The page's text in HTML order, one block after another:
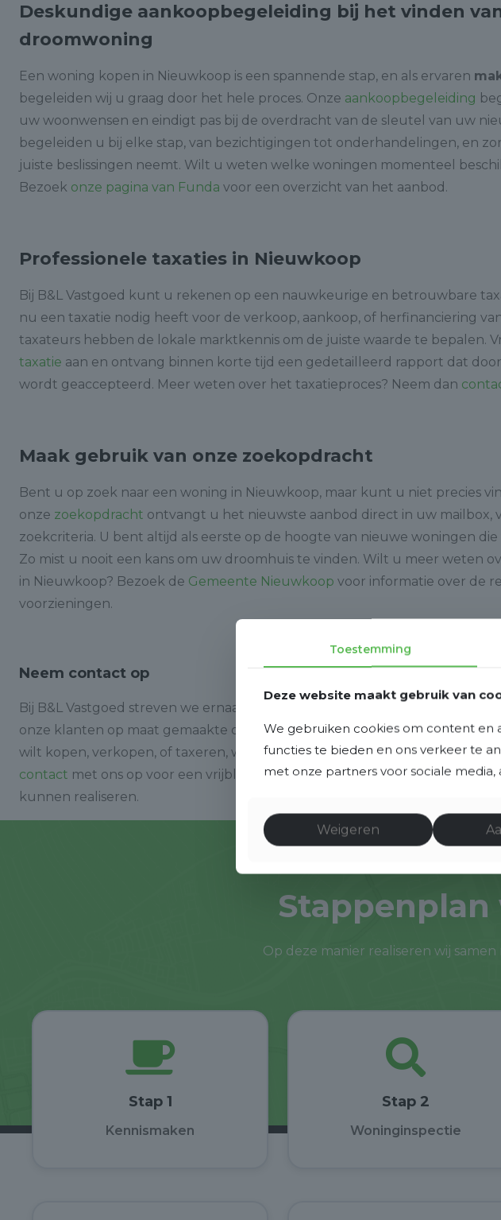
Deskundige aankoopbegeleiding bij het vinden
droomwoning
Een woning kopen in Nieuwkoop is een spannende stap, en als ervaren
begeleiden wij u graag door het hele proces. Onze aankoopbegeleiding
uw woonwensen en eindigt pas bij de overdracht van de sleutel van uw
begeleiden u bij elke stap, van bezichtigingen tot onderhandelingen, en
juiste beslissingen neemt. Wilt u weten welke woningen momenteel
Bezoek onze pagina van Funda voor een overzicht van het aanbod.
Professionele taxaties in Nieuwkoop
Bij B&L Vastgoed kunt u rekenen op een nauwkeurige en betrouwbare
nu een taxatie nodig heeft voor de verkoop, aankoop, of herfinanciering
taxateurs hebben de lokale marktkennis om de juiste waarde te bepalen.
taxatie aan en ontvang binnen korte tijd een gedetailleerd rapport dat
wordt geaccepteerd. Meer weten over het taxatieproces? Neem dan
Maak gebruik van onze zoekopdracht
Bent u op zoek naar een woning in Nieuwkoop, maar kunt u niet precies
onze zoekopdracht ontvangt u het nieuwste aanbod direct in uw mailbox,
zoekcriteria. U bent altijd als eerste op de hoogte van nieuwe woningen
Zo mist u nooit een kans om uw droomhuis te vinden. Wilt u meer weten
in Nieuwkoop? Bezoek de Gemeente Nieuwkoop voor informatie over de
voorzieningen.
Neem contact op
Bij B&L Vastgoed streven we ernaar om de meest vertrouwde
onze klanten op maat gemaakte diensten en persoonlijke aandacht te
wilt kopen, verkopen, of taxeren, wij staan klaar om u te helpen bij elke
contact met ons op voor een vrijblijvend gesprek en ontdek hoe wij uw
kunnen realiseren.
Op deze manier realiseren wij
Stap 1
Kennismaken
Stap 2
Woninginspectie
Toestemming
Deze website maakt gebruik van
We gebruiken cookies om content en
functies te bieden en ons verkeer te
met onze partners voor sociale media,
Weigeren